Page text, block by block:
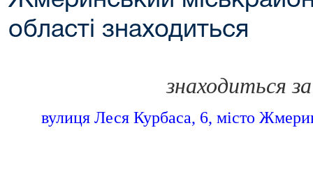
області знаходиться
знаходиться
вулиця Леся Курбаса, 6, місто